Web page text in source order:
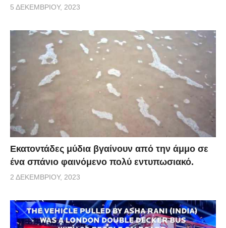
5 ΔΕΚΕΜΒΡΊΟΥ, 2023
Εκατοντάδες μύδια βγαίνουν από την άμμο σε
ένα σπάνιο φαινόμενο πολύ εντυπωσιακό.
2 ΔΕΚΕΜΒΡΊΟΥ, 2023